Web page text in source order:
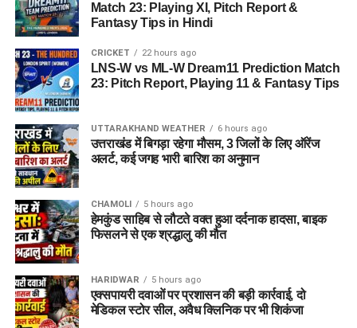
Match 23: Playing XI, Pitch Report &
Fantasy Tips in Hindi
CRICKET 22 hours ago
LNS-W vs ML-W Dream11 Prediction Match
23: Pitch Report, Playing 11 & Fantasy Tips
UTTARAKHAND WEATHER 6 hours ago
उत्तराखंड में बिगड़ा रहेगा मौसम, 3 जिलों के लिए ऑरेंज
अलर्ट, कई जगह भारी बारिश का अनुमान
CHAMOLI 5 hours ago
हेमकुंड साहिब से लौटते वक्त हुआ दर्दनाक हादसा, बाइक
फिसलने से एक श्रद्धालु की मौत
HARIDWAR 5 hours ago
एक्सपायरी दवाओं पर प्रशासन की बड़ी कार्रवाई, दो
मेडिकल स्टोर सील, अवैध क्लिनिक पर भी शिकंजा